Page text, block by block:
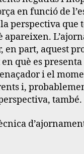
en funció de
perspectiva que
apareixen.
en part, aquest
què es
i el
i,
també.